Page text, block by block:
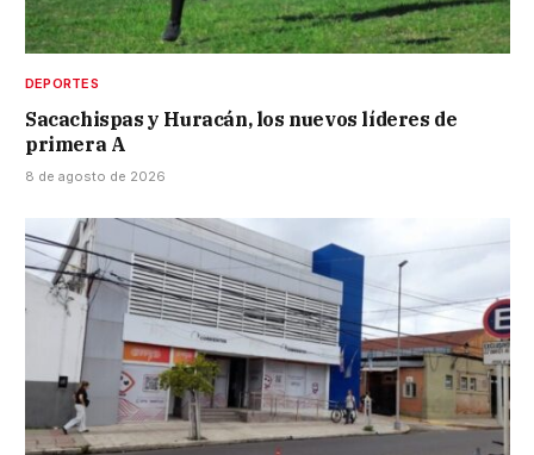
DEPORTES
Sacachispas y Huracán, los nuevos líderes de
primera A
8 de agosto de 2026